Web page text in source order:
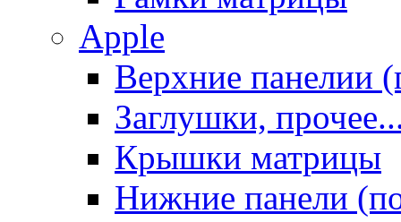
Apple
Верхние панелии
Заглушки,
Крышки матрицы
Нижние панели